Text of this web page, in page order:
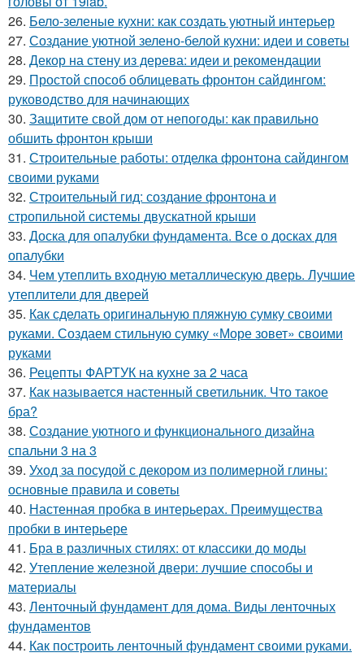
26. Бело-зеленые кухни: как создать уютный интерьер
27. Создание уютной зелено-белой кухни: идеи и советы
28. Декор на стену из дерева: идеи и рекомендации
29. Простой способ облицевать фронтон сайдингом:
руководство для начинающих
30. Защитите свой дом от непогоды: как правильно
обшить фронтон крыши
31. Строительные работы: отделка фронтона сайдингом
своими руками
32. Строительный гид: создание фронтона и
стропильной системы двускатной крыши
33. Доска для опалубки фундамента. Все о досках для
опалубки
34. Чем утеплить входную металлическую дверь. Лучшие
утеплители для дверей
35. Как сделать оригинальную пляжную сумку своими
руками. Создаем стильную сумку «Море зовет» своими
руками
36. Рецепты ФАРТУК на кухне за 2 часа
37. Как называется настенный светильник. Что такое
бра?
38. Создание уютного и функционального дизайна
спальни 3 на 3
39. Уход за посудой с декором из полимерной глины:
основные правила и советы
40. Настенная пробка в интерьерах. Преимущества
пробки в интерьере
41. Бра в различных стилях: от классики до моды
42. Утепление железной двери: лучшие способы и
материалы
43. Ленточный фундамент для дома. Виды ленточных
фундаментов
44. Как построить ленточный фундамент своими руками.